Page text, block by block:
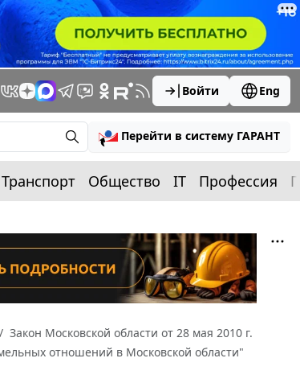
Войти Eng
Перейти в систему ГАРАНТ
Транспорт Общество IT Профессия
Закон Московской области от 28 мая 2010 г.
отношений в Московской области"